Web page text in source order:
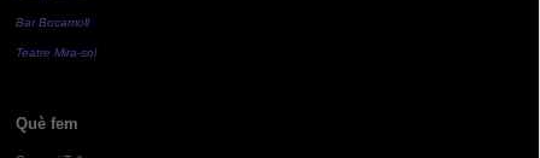
Bar Bocamoll
Teatre Mira-sol
Què fem